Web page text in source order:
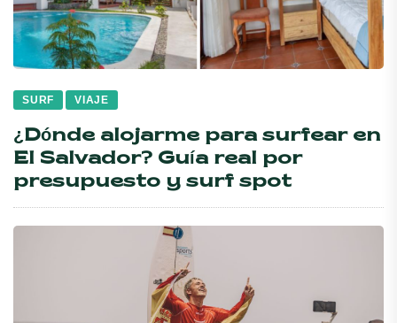
SURF VIAJE
¿Dónde alojarme para surfear en
El Salvador? Guía real por
presupuesto y surf spot